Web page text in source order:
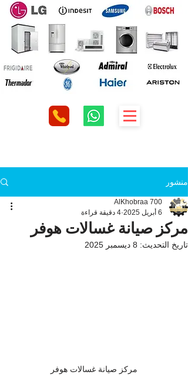
منشور
مركز صيانة غسالات هوفر
AlKhobraa 700
6 أبريل 2025
4 دقيقة قراءة
تاريخ التحديث: 8 ديسمبر 2025
مركز صيانة غسالات هوفر